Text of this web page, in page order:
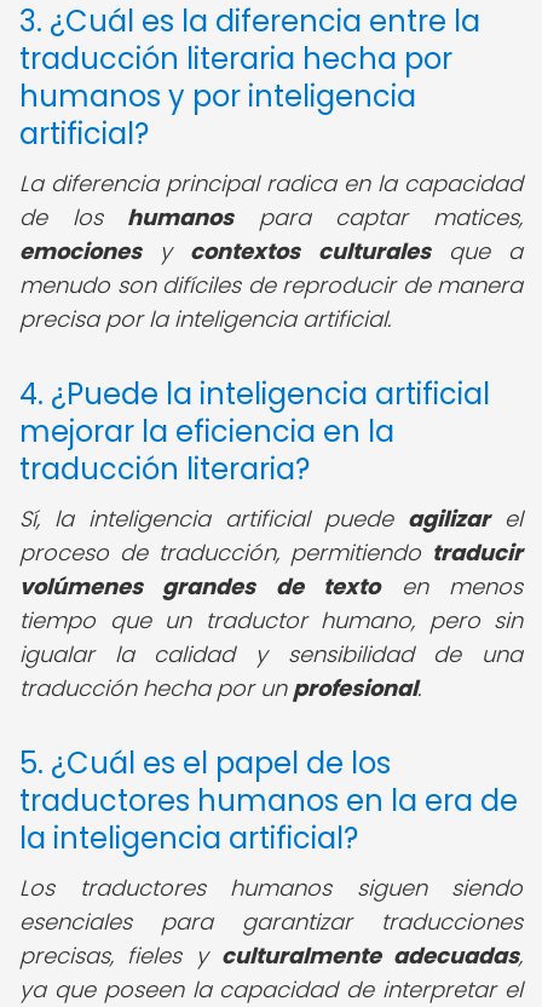
3. ¿Cuál es la diferencia entre la
traducción literaria hecha por
humanos y por inteligencia
artificial?
La diferencia principal radica en la capacidad
de los humanospara captar matices,
emocionesy contextos culturalesque a
menudo son difíciles de reproducir de manera
precisa por la inteligencia artificial.
4. ¿Puede la inteligencia artificial
mejorar la eficiencia en la
traducción literaria?
Sí, la inteligencia artificial puede agilizarel
proceso de traducción, permitiendo traducir
volúmenes grandes de textoen menos
tiempo que un traductor humano, pero sin
igualar la calidad y sensibilidad de una
traducción hecha por un profesional.
5. ¿Cuál es el papel de los
traductores humanos en la era de
la inteligencia artificial?
Los traductores humanos siguen siendo
esenciales para garantizar traducciones
precisas, fieles y culturalmente adecuadas,
ya que poseen la capacidad de interpretar el